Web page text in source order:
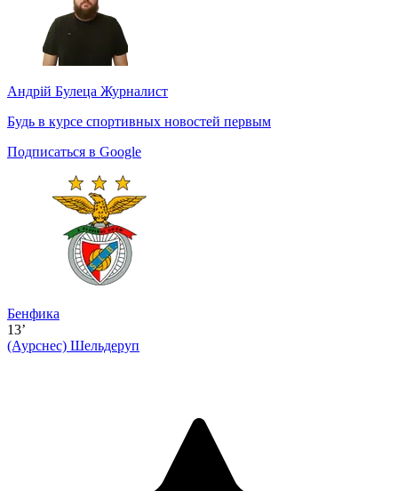
Андрій Булеца Журналист
Будь в курсе спортивных новостей первым
Подписаться в Google
Бенфика
13’
(Аурснес) Шельдеруп